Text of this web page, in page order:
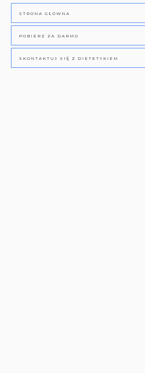
STRONA GŁÓWNA
POBIERZ ZA DARMO
SKONTAKTUJ SIĘ Z DIETETYKIEM